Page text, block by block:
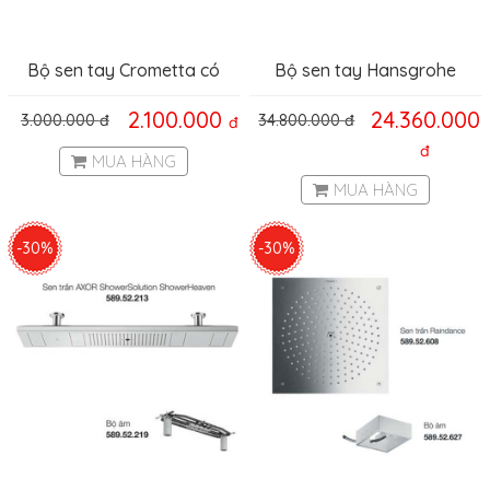
Bộ sen tay Crometta có
589.54.0302.100.000đ
3.000.000đ
MUA HÀNG
Bộ sen tay Hansgrohe
Hafele 589.29.688
24.360.000
đ
34.800.000đ
MUA HÀNG
-30% -30%